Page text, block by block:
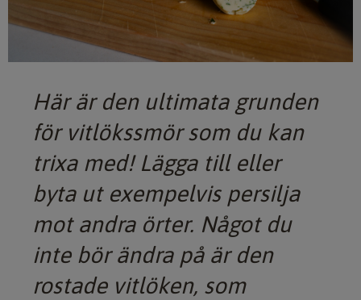
Här är den ultimata grunden
för vitlökssmör som du kan
trixa med! Lägga till eller
byta ut exempelvis persilja
mot andra örter. Något du
inte bör ändra på är den
rostade vitlöken, som